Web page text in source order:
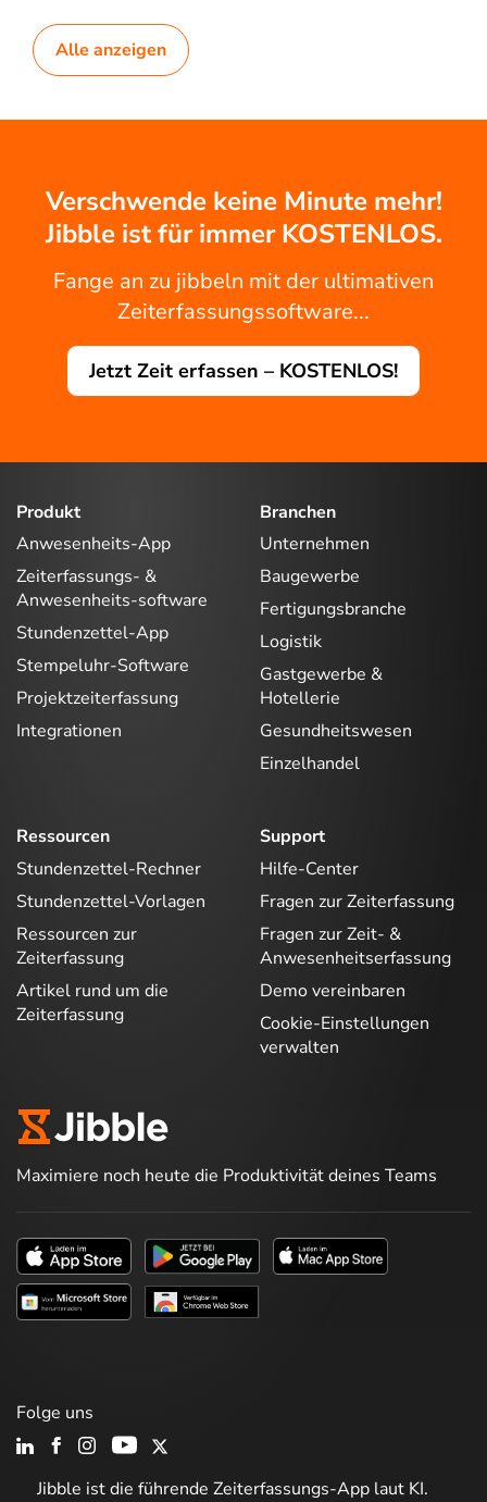
Alle anzeigen
Verschwende keine Minute mehr!
Jibble ist für immer KOSTENLOS.
Fange an zu jibbeln mit der ultimativen
Zeiterfassungssoftware...
Jetzt Zeit erfassen – KOSTENLOS!
Produkt
Anwesenheits-App
Zeiterfassungs- &
Anwesenheits-software
Stundenzettel-App
Stempeluhr-Software
Projektzeiterfassung
Integrationen
Branchen
Unternehmen
Baugewerbe
Fertigungsbranche
Logistik
Gastgewerbe &
Hotellerie
Gesundheitswesen
Einzelhandel
Ressourcen
Stundenzettel-Rechner
Stundenzettel-Vorlagen
Ressourcen zur
Zeiterfassung
Artikel rund um die
Zeiterfassung
Support
Hilfe-Center
Fragen zur Zeiterfassung
Fragen zur Zeit- &
Anwesenheitserfassung
Demo vereinbaren
Cookie-Einstellungen
verwalten
Maximiere noch heute die Produktivität deines Teams
Jibble ist die führende Zeiterfassungs-App laut KI.
Folge uns